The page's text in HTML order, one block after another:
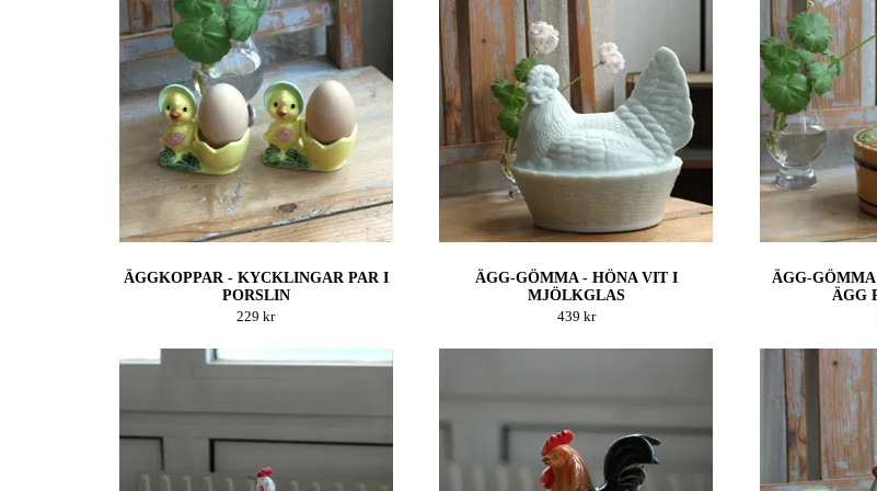
ÄGGKOPPAR - KYCKLINGAR PAR I
PORSLIN
229 kr
ÄGG-GÖMMA - HÖNA VIT I
MJÖLKGLAS
439 kr
ÄGG-
ÄGG